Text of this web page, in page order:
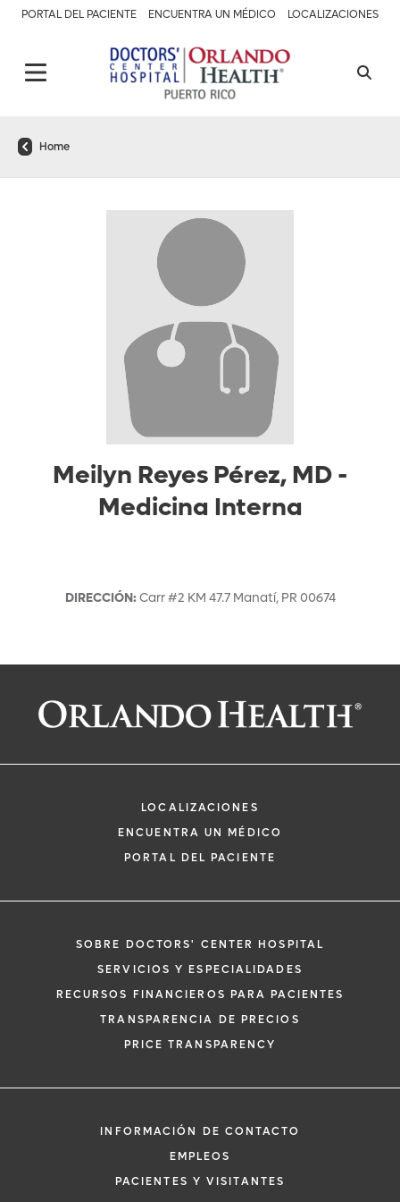
PORTAL DEL PACIENTE ENCUENTRA UN MÉDICO LOCALIZACIONES
Home
Meilyn Reyes Pérez, MD-
Medicina Interna
DIRECCIÓN:Carr #2 KM 47.7 Manatí, PR 00674
Solicitar una cita con:
Meilyn Reyes Pérez, MD
Medicina Interna
*Si tiene una emergencia médica, llame
inmediato.
El siguiente formulario solo crea una
no una cita confirmada. Al completarlo,
representante se pondrá en contacto
información médica por correo
Orlando Health y sus afiliados.
LOCALIZACIONES
ENCUENTRA UN MÉDICO
PORTAL DEL PACIENTE
SOBRE DOCTORS' CENTER HOSPITAL
SERVICIOS Y ESPECIALIDADES
RECURSOS FINANCIEROS PARA PACIENTES
TRANSPARENCIA DE PRECIOS
PRICE TRANSPARENCY
INFORMACIÓN DE CONTACTO
EMPLEOS
PACIENTES Y VISITANTES